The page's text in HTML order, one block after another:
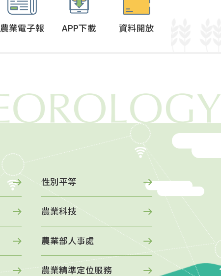
農業電子報 APP下載 資料開放
進口馬鈴
立即前往 -
發芽馬鈴薯不會進
性別平等
農業科技
農業部人事處
農業精準定位服務